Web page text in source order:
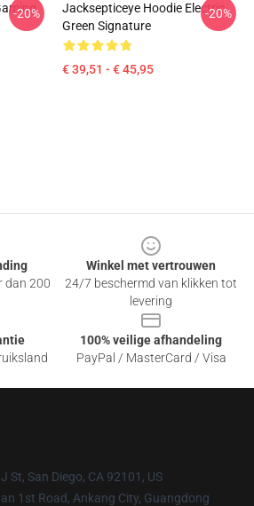
-20%
Jacksepticeye Hoodie Electric
Green Signature
€ 39,51 - € 45,95
-20%
dan 200
Winkel met vertrouwen
24/7 beschermd van klikken tot
levering
100% veilige afhandeling
PayPal / MasterCard / Visa
St, San Diego, CA 92101, US
1st Road, Ankang City, Guangdong